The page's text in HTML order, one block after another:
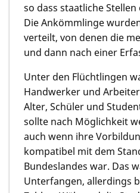
so dass staatliche
Die Ankömmlinge
verteilt, von denen die
und dann nach einer
Unter den Flüchtlingen
Handwerker und
Alter, Schüler und
sollte nach Möglichkeit
auch wenn ihre
kompatibel mit dem
Bundeslandes war. Das
Unterfangen, allerdings